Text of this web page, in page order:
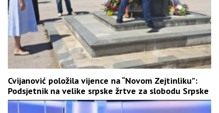
Cvijanović položila vijence na “Novom Zejtinliku”:
Podsjetnik na velike srpske žrtve za slobodu Srpske